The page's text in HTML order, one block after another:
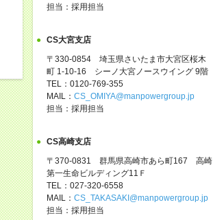
担当：採用担当
CS大宮支店
〒330-0854 埼玉県さいたま市大宮区桜木
町 1-10-16 シーノ大宮ノースウイング 9階
TEL：0120-769-355
MAIL： CS_OMIYA@manpowergroup.jp
担当：採用担当
CS高崎支店
〒370-0831 群馬県高崎市あら町167 高崎
第一生命ビルディング11Ｆ
TEL：027-320-6558
MAIL： CS_TAKASAKI@manpowergroup.jp
担当：採用担当